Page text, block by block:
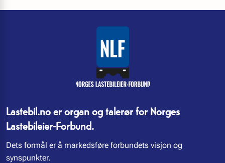
Lastebil.no er organ og talerør for Norges
Lastebileier-Forbund.
Dets formål er å markedsføre forbundets visjon og
synspunkter.